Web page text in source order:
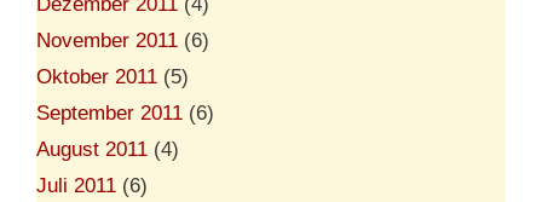
November 2011 (6)
Oktober 2011 (5)
September 2011 (6)
August 2011 (4)
Juli 2011 (6)